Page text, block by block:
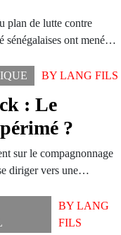
plan de lutte contre
sénégalaises ont mené…
BYLANG FILS
: Le
?
sur le compagnonnage
diriger vers une…
BYLANG
FILS